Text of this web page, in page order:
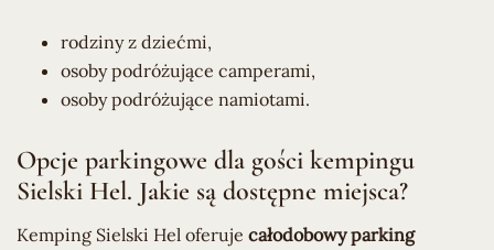
rodziny z dziećmi,
osoby podróżujące camperami,
osoby podróżujące namiotami.
Opcje parkingowe dla gości kempingu
Sielski Hel. Jakie są dostępne miejsca?
Kemping Sielski Hel oferuje całodobowy parking